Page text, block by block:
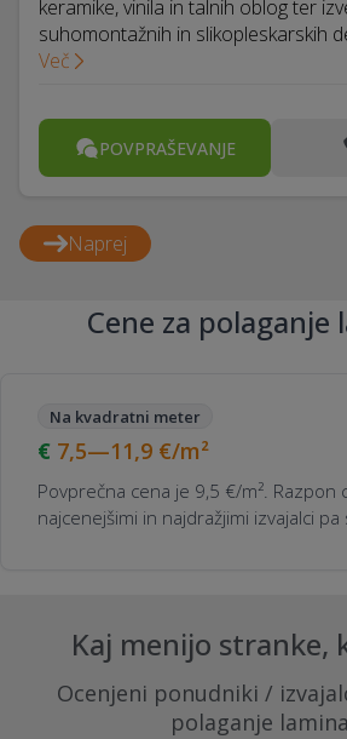
keramike, vinila in talnih oblog ter
suhomontažnih in slikopleskarskih
Več
POVPRAŠEVANJE
Naprej
Cene za polaganje
Na kvadratni meter
7,5—11,9 €/m²
Povprečna cena je 9,5 €/m². Razpon
najcenejšimi in najdražjimi izvajalci
Kaj menijo stranke,
Ocenjeni ponudniki /
polaganje